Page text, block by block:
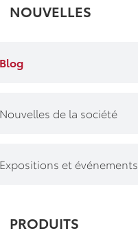
NOUVELLES
Blog
Nouvelles de la société
Expositions et événements
PRODUITS